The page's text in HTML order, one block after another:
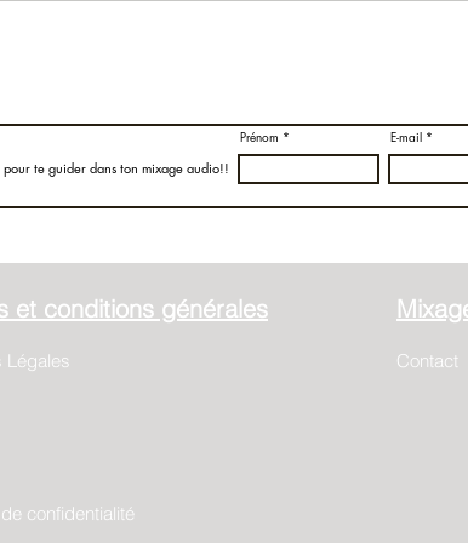
te guider dans ton mixage audio!!
Prénom E-mail
et conditions générales
Légales
confidentialité
Contact